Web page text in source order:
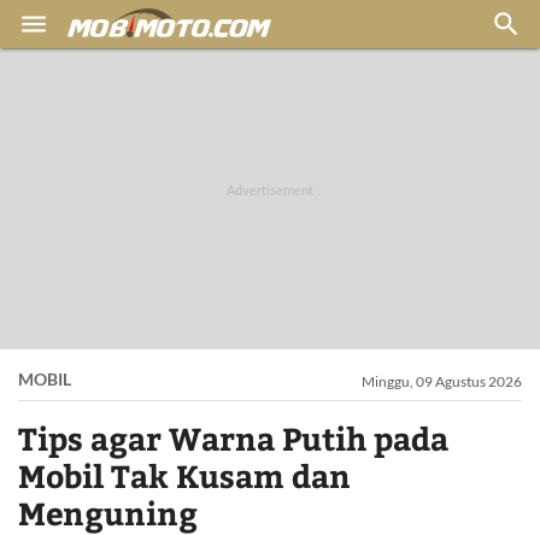
 
MOBIL Minggu, 09 Agustus 2026
Tips agar Warna Putih pada
Mobil Tak Kusam dan
Menguning